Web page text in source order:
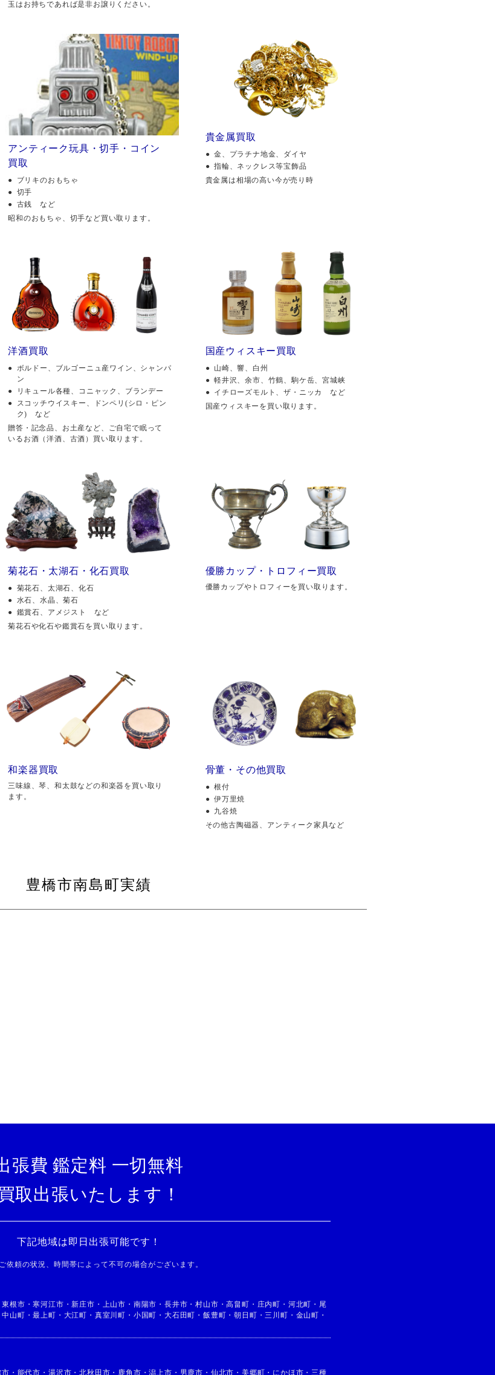
玉はお持ちであれば是非お譲りください。
アンティーク玩具・切手・コイン
買取
ブリキのおもちゃ
切手
古銭 など
昭和のおもちゃ、切手など買い取ります。
貴金属買取
金、プラチナ地金、ダイヤ
指輪、ネックレス等宝飾品
貴金属は相場の高い今が売り時
洋酒買取
ボルドー、ブルゴーニュ産ワイン、シャンパ
ン
リキュール各種、コニャック、ブランデー
スコッチウイスキー、ドンペリ(シロ・ピン
ク) など
贈答・記念品、お土産など、ご自宅で眠って
いるお酒（洋酒、古酒）買い取ります。
国産ウィスキー買取
山崎、響、白州
軽井沢、余市、竹鶴、駒ケ岳、宮城峡
イチローズモルト、ザ・ニッカ など
国産ウィスキーを買い取ります。
菊花石・太湖石・化石買取
菊花石、太湖石、化石
水石、水晶、菊石
鑑賞石、アメジスト など
菊花石や化石や鑑賞石を買い取ります。
優勝カップ・トロフィー買取
優勝カップやトロフィーを買い取ります。
和楽器買取
三味線、琴、和太鼓などの和楽器を買い取り
ます。
骨董・その他買取
根付
伊万里焼
九谷焼
その他古陶磁器、アンティーク家具など
豊橋市南島町実績
張費 鑑定料 一切無料
買取出張いたします！
下記地域は即日出張可能です！
依頼の状況、時間帯によって不可の場合がございます。
東根市 ・寒河江市 ・新庄市 ・ 上山市 ・ 南陽市 ・ 長井市 ・村山市 ・高畠町 ・ 庄内町 ・ 河北町 ・ 尾
中山町 ・最上町 ・ 大江町 ・ 真室川町 ・ 小国町 ・ 大石田町 ・ 飯豊町 ・朝日町 ・ 三川町 ・ 金山町 ・
市 ・ 能代市 ・ 湯沢市 ・北秋田市 ・ 鹿角市 ・潟上市 ・ 男鹿市 ・ 仙北市 ・美郷町 ・ にかほ市 ・ 三種